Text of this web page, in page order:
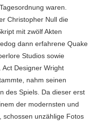
waren.
Christopher Null die
mit zwölf Akten
dann erfahrene Quake
Studios sowie
Designer Wright
nahm seinen
des Spiels. Da dieser erst
der modernsten und
schossen unzählige Fotos